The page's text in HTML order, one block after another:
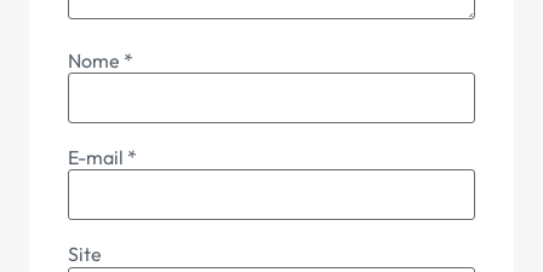
Nome *
E-mail *
Site